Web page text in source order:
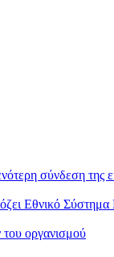
σύνδεση της
Eθνικό Σύστημα
οργανισμού